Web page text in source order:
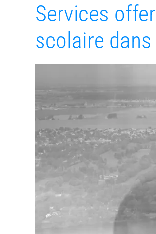
Services
scolaire